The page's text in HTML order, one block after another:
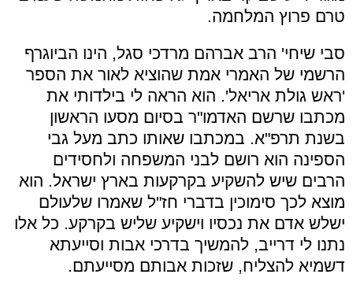
טרם פרוץ המלחמה.
סבי שיחי' הרב אברהם מרדכי סגל, הינו הביוגרף
הרשמי של האמרי אמת שהוציא לאור את הספר
'ראש גולת אריאל'. הוא הראה לי בילדותי את
מכתבו שרשם האדמו"ר בסיום מסעו הראשון
בשנת תרפ"א. במכתבו שאותו כתב מעל גבי
הספינה הוא רושם לבני המשפחה ולחסידים
הרבים שיש להשקיע בקרקעות בארץ ישראל. הוא
מוצא לכך סימוכין בדברי חז"ל שאמרו שלעולם
ישלש אדם את נכסיו וישקיע שליש בקרקע. כל אלו
נתנו לי דרייב, להמשיך בדרכי אבות וסייעתא
דשמיא להצליח, שזכות אבותם מסייעתם.